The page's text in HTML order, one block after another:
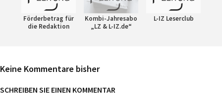
Förderbetrag für
die Redaktion
Kombi-Jahresabo
„LZ & L-IZ.de“
L-IZ Leserclub
Keine Kommentare bisher
SCHREIBEN SIE EINEN KOMMENTAR